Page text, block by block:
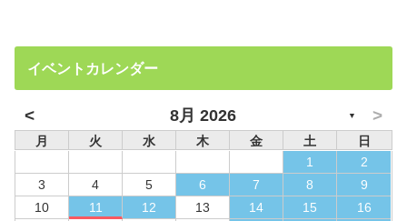
イベントカレンダー
< 8月 2026 ▼ >
月 火 水 木 金 土
日
1
2
3
4 5 6 7 8
9
10
11 12 13 14 15
16